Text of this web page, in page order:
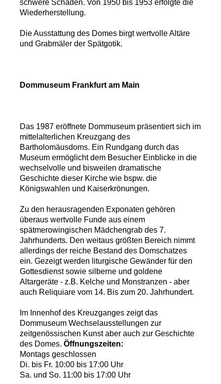
schwere Schäden. Von 1950 bis 1953 erfolgte die
Wiederherstellung.
Die Ausstattung des Domes birgt wertvolle Altäre
und Grabmäler der Spätgotik.
Dommuseum Frankfurt am Main
Das 1987 eröffnete Dommuseum präsentiert sich im
mittelalterlichen Kreuzgang des
Bartholomäusdoms. Ein Rundgang durch das
Museum ermöglicht dem Besucher Einblicke in die
wechselvolle und bisweilen dramatische
Geschichte dieser Kirche wie bspw. die
Königswahlen und Kaiserkrönungen.
Zu den herausragenden Exponaten gehören
überaus wertvolle Funde aus einem
spätmerowingischen Mädchengrab des 7.
Jahrhunderts. Den weitaus größten Bereich nimmt
allerdings der reiche Bestand des Domschatzes
ein. Gezeigt werden liturgische Gewänder für den
Gottesdienst sowie silberne und goldene
Altargeräte - z.B. Kelche und Monstranzen - aber
auch Reliquiare vom 14. Bis zum 20. Jahrhundert.
Im Innenhof des Kreuzganges zeigt das
Dommuseum Wechselausstellungen zur
zeitgenössischen Kunst aber auch zur Geschichte
des Domes. Öffnungszeiten:
Montags geschlossen
Di. bis Fr. 10:00 bis 17:00 Uhr
Sa. und So. 11:00 bis 17:00 Uhr